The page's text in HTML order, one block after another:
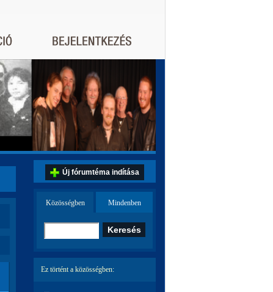
Új fórumtéma indítása
Közösségben Mindenben
Ez történt a közösségben: